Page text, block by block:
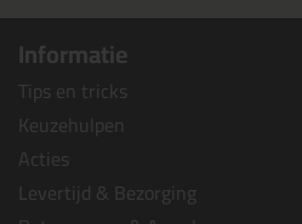
Informatie
Tips en tricks
Keuzehulpen
Acties
Levertijd & Bezorging